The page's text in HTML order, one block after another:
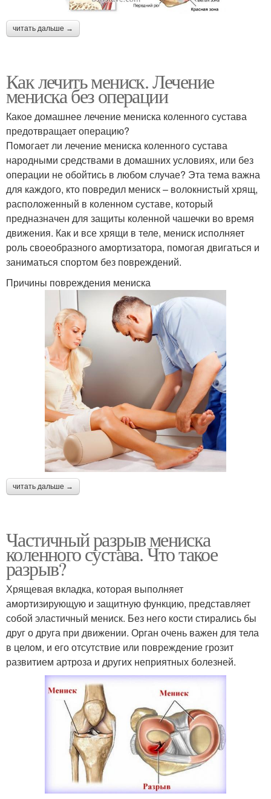
читать дальше →
Как лечить мениск. Лечение
мениска без операции
Какое домашнее лечение мениска коленного сустава
предотвращает операцию?
Помогает ли лечение мениска коленного сустава
народными средствами в домашних условиях, или без
операции не обойтись в любом случае? Эта тема важна
для каждого, кто повредил мениск – волокнистый хрящ,
расположенный в коленном суставе, который
предназначен для защиты коленной чашечки во время
движения. Как и все хрящи в теле, мениск исполняет
роль своеобразного амортизатора, помогая двигаться и
заниматься спортом без повреждений.
Причины повреждения мениска
читать дальше →
Частичный разрыв мениска
коленного сустава. Что такое
разрыв?
Хрящевая вкладка, которая выполняет
амортизирующую и защитную функцию, представляет
собой эластичный мениск. Без него кости стирались бы
друг о друга при движении. Орган очень важен для тела
в целом, и его отсутствие или повреждение грозит
развитием артроза и других неприятных болезней.